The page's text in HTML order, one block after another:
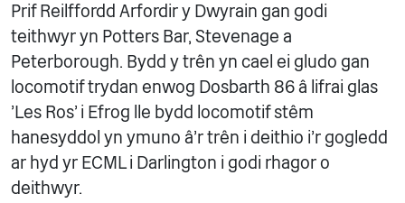
Prif Reilffordd Arfordir y Dwyrain gan godi
teithwyr yn Potters Bar, Stevenage a
Peterborough. Bydd y trên yn cael ei gludo gan
locomotif trydan enwog Dosbarth 86 â lifrai glas
'Les Ros' i Efrog lle bydd locomotif stêm
hanesyddol yn ymuno â'r trên i deithio i'r gogledd
ar hyd yr ECML i Darlington i godi rhagor o
deithwyr.